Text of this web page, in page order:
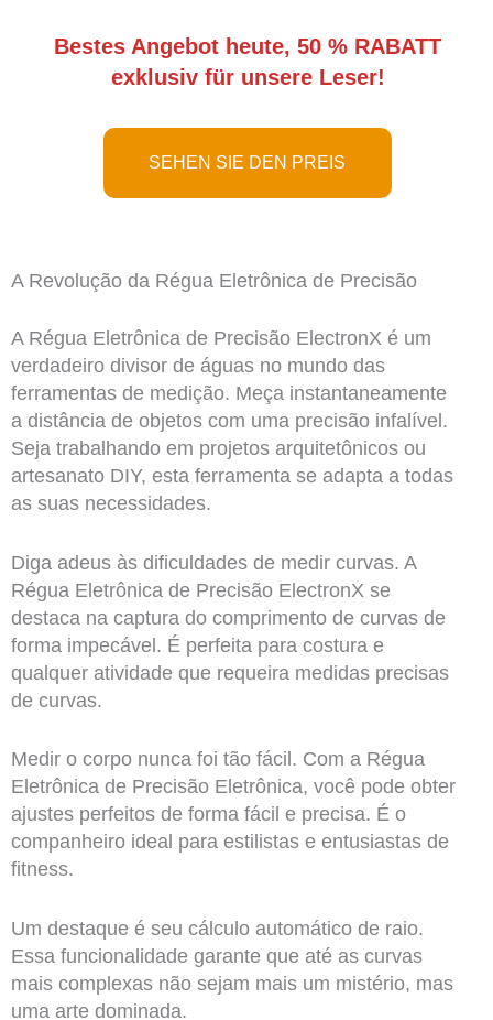
Bestes Angebot heute, 50 % RABATT
exklusiv für unsere Leser!
SEHEN SIE DEN PREIS
A Revolução da Régua Eletrônica de Precisão
A Régua Eletrônica de Precisão ElectronX é um
verdadeiro divisor de águas no mundo das
ferramentas de medição. Meça instantaneamente
a distância de objetos com uma precisão infalível.
Seja trabalhando em projetos arquitetônicos ou
artesanato DIY, esta ferramenta se adapta a todas
as suas necessidades.
Diga adeus às dificuldades de medir curvas. A
Régua Eletrônica de Precisão ElectronX se
destaca na captura do comprimento de curvas de
forma impecável. É perfeita para costura e
qualquer atividade que requeira medidas precisas
de curvas.
Medir o corpo nunca foi tão fácil. Com a Régua
Eletrônica de Precisão Eletrônica, você pode obter
ajustes perfeitos de forma fácil e precisa. É o
companheiro ideal para estilistas e entusiastas de
fitness.
Um destaque é seu cálculo automático de raio.
Essa funcionalidade garante que até as curvas
mais complexas não sejam mais um mistério, mas
uma arte dominada.